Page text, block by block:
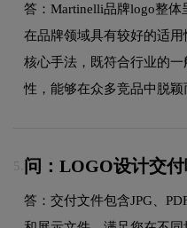
答：Martinelli品牌logo整
在品牌领域具有较好的适
核心手法，既符合行业的
性，能够在众多竞品中脱颖
5. 问：LOGO设计交付
答：交付文件包含JPG、